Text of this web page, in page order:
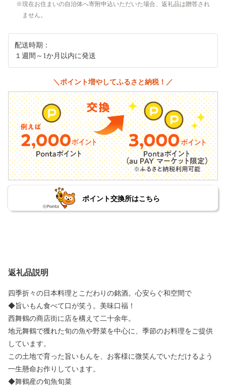
現在お住まいの自治体へ寄附申込いただいた場合、返礼品は贈答され
ません。
配送時期：
１週間～1か月以内に発送
＼ポイント増やしてふるさと納税！／
ポイント交換所はこちら
返礼品説明
四季折々の日本料理とこだわりの銘酒。心安らぐ和空間で
◆旨いもん食べて口が笑う。美味口福！
西舞鶴の商店街に店を構えて二十余年。
地元舞鶴で獲れた旬の魚や野菜を中心に、季節のお料理をご提供
しています。
この土地で育った旨いもんを、お客様に微笑んでいただけるよう
一生懸命お作りしています。
◆舞鶴産の旬魚旬菜